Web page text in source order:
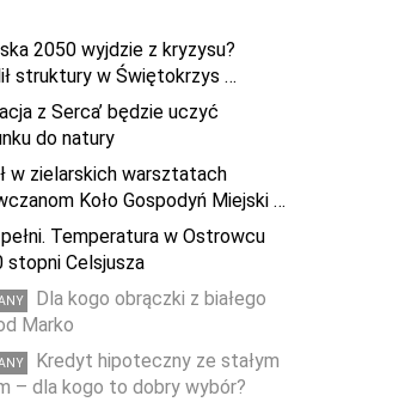
2050 wyjdzie z kryzysu?
struktury w Świętokrzys …
z Serca’ będzie uczyć
do natury
w zielarskich warsztatach
Koło Gospodyń Miejski …
pełni. Temperatura w Ostrowcu
stopni Celsjusza
Dla kogo obrączki z białego
Marko
Kredyt hipoteczny ze stałym
– dla kogo to dobry wybór?